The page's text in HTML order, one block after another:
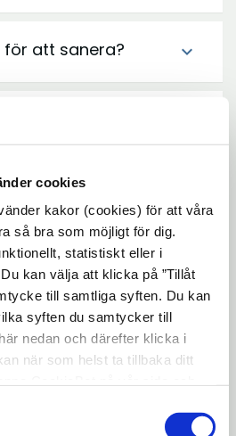
cookies
kakor (cookies) för att våra
så bra som möjligt för dig.
statistiskt eller i
kan välja att klicka på ”Tillåt
till samtliga syften. Du kan
syften du samtycker till
nedan och därefter klicka i
när som helst ta tillbaka ditt
om hur kakorna används och
att sanera? expand_more
och hur
av